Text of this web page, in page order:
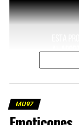
MU97